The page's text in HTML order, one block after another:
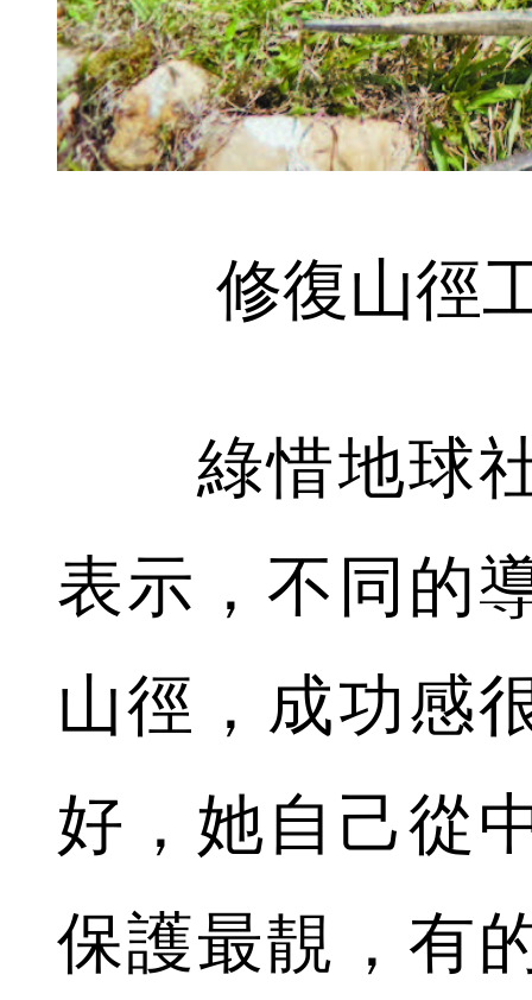
修復山徑
綠惜地球社
表示，不同的
山徑，成功感
好，她自己從
保護最靚，有